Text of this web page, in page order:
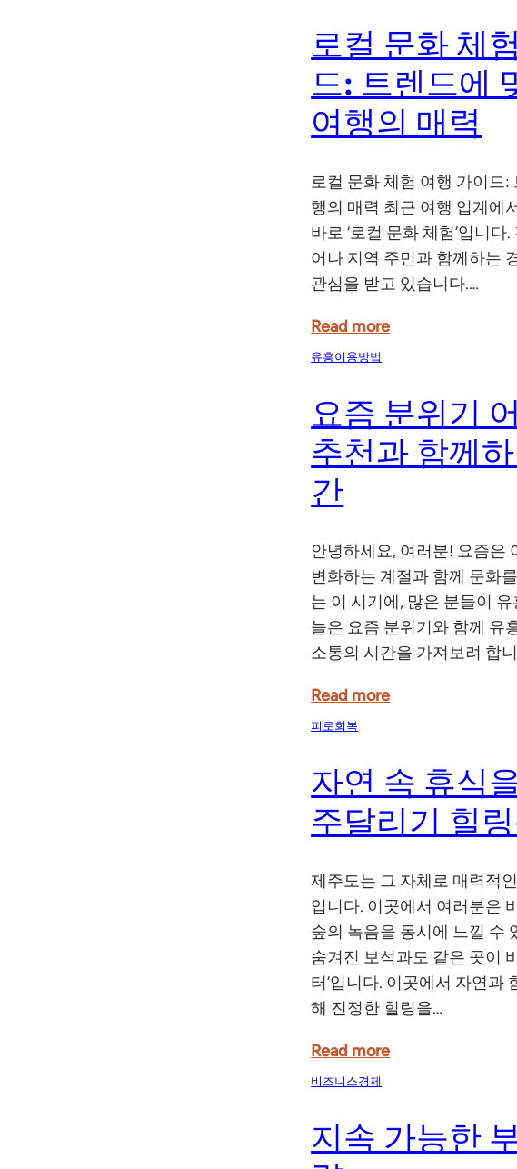
로컬 문화 체
드: 트렌드에
여행의 매력
로컬 문화 체험 여행 가이드:
행의 매력 최근 여행 업계에
바로 ‘로컬 문화 체험’입니
어나 지역 주민과 함께하는
관심을 받고 있습니다.…
Read more
유흥이용방법
요즘 분위기
추천과 함께
간
안녕하세요, 여러분! 요즘은
변화하는 계절과 함께 문화
는 이 시기에, 많은 분들이
늘은 요즘 분위기와 함께 유
소통의 시간을 가져보려 합
Read more
피로회복
자연 속 휴식
주달리기 힐
제주도는 그 자체로 매력적
입니다. 이곳에서 여러분은
숲의 녹음을 동시에 느낄 수
숨겨진 보석과도 같은 곳이
터’입니다. 이곳에서 자연과
해 진정한 힐링을…
Read more
비즈니스경제
지속 가능한